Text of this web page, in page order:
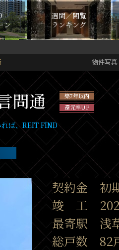
ン
週間／閲覧
ランキング
物件写真
問通
築7年以内
還元率UP
ば、REIT FIND
契約金 初
竣 工
最寄駅 浅
総戸数 82